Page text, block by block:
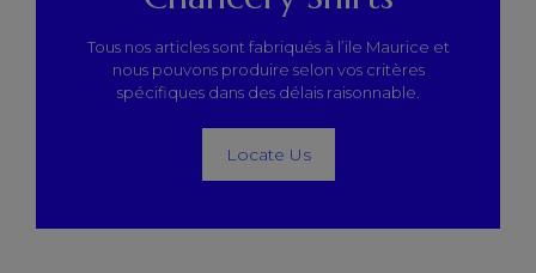
Tous nos articles sont fabriqués à l’ile Maurice et
nous pouvons produire selon vos critères
spécifiques dans des délais raisonnable.
Locate Us